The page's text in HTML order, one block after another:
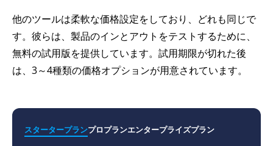
他のツールは柔軟な価格設定をしており、どれも同じで
す。彼らは、製品のインとアウトをテストするために、
無料の試用版を提供しています。試用期限が切れた後
は、3～4種類の価格オプションが用意されています。
スタータープランプロプランエンタープライズプラン